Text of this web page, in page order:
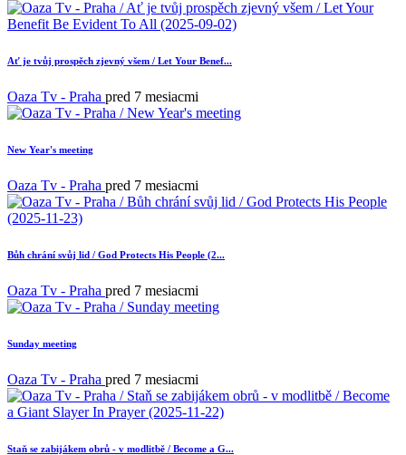
Ať je tvůj prospěch zjevný všem / Let Your Benef...
Oaza Tv - Praha pred 7 mesiacmi
New Year's meeting
Oaza Tv - Praha pred 7 mesiacmi
Bůh chrání svůj lid / God Protects His People (2...
Oaza Tv - Praha pred 7 mesiacmi
Sunday meeting
Oaza Tv - Praha pred 7 mesiacmi
Staň se zabijákem obrů - v modlitbě / Become a G...